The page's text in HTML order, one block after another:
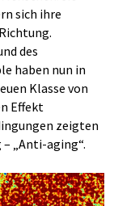
sich ihre
des
haben nun in
Klasse von
Effekt
zeigten
„Anti-aging“.